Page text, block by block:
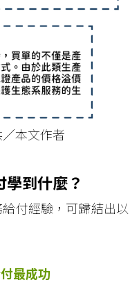
本文作者
到什麼？
付經驗，可歸結出以
最成功